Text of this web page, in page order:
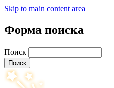
Skip to main content area
Форма поиска
Поиск